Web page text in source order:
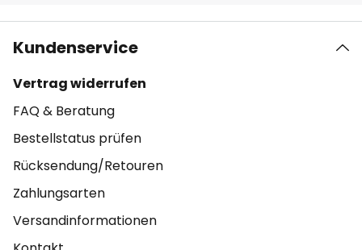
Kundenservice
Vertrag widerrufen
FAQ & Beratung
Bestellstatus prüfen
Rücksendung/Retouren
Zahlungsarten
Versandinformationen